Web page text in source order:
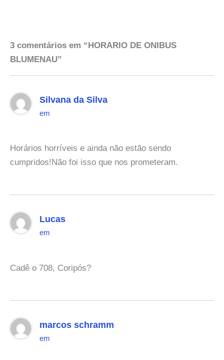
3 comentários em “HORARIO DE ONIBUS
BLUMENAU”
Silvana da Silva
em
Horários horríveis e ainda não estão sendo
cumpridos!Não foi isso que nos prometeram.
Lucas
em
Cadê o 708, Coripós?
marcos schramm
em